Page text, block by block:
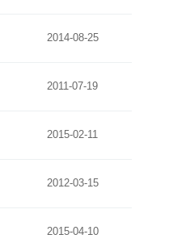
2014-08-25
2011-07-19
2015-02-11
2012-03-15
2015-04-10